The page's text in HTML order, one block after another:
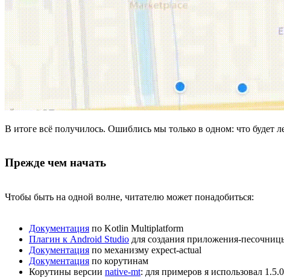
В итоге всё получилось. Ошиблись мы только в одном: что будет
Прежде чем начать
Чтобы быть на одной волне, читателю может понадобиться:
Документация по Kotlin Multiplatform
Плагин к Android Studio для создания приложения-
Документация по механизму expect-actual
Документация по корутинам
Корутины версии native-mt: для примеров я использовал